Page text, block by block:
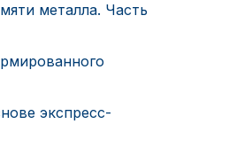
металла. Часть
экспресс-